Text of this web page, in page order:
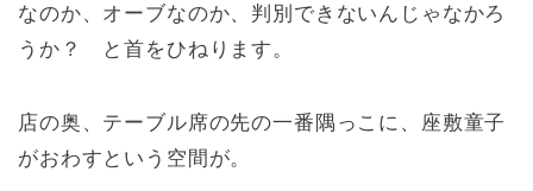
なのか、オーブなのか、判別できないんじゃなかろ
うか？ と首をひねります。
店の奥、テーブル席の先の一番隅っこに、座敷童子
がおわすという空間が。